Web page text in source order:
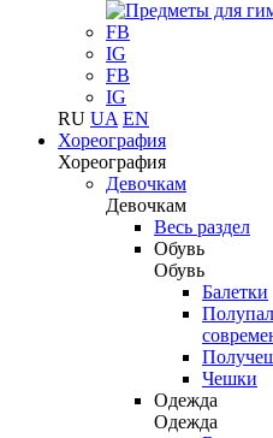
FB
IG
FB
IG
RU UA EN
Хореография
Хореография
Девочкам
Девочкам
Весь раздел
Обувь
Обувь
Балетки
Чешки
Одежда
Одежда